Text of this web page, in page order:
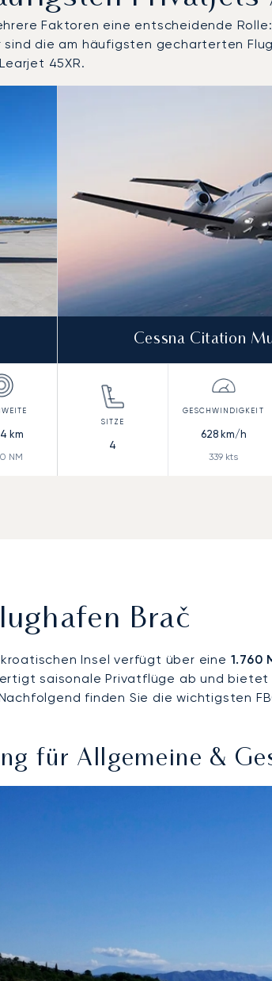
Faktoren eine entscheidende
die am häufigsten gecharterten
45XR.
km
NM
Cessna Citation
4
628km/h
339 kts
Brač
Insel verfügt über eine 1.760
saisonale Privatflüge ab und
finden Sie die wichtigsten
für Allgemeine &